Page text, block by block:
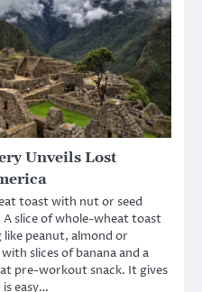
Unveils Lost
toast with nut or seed
slice of whole-wheat toast
peanut, almond or
slices of banana and a
pre-workout snack. It gives
easy…